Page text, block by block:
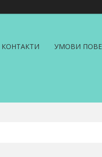
КОНТАКТИ УМОВИ